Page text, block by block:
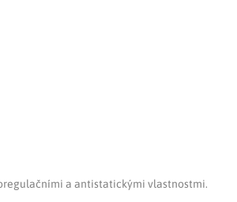
a antistatickými vlastnostmi.